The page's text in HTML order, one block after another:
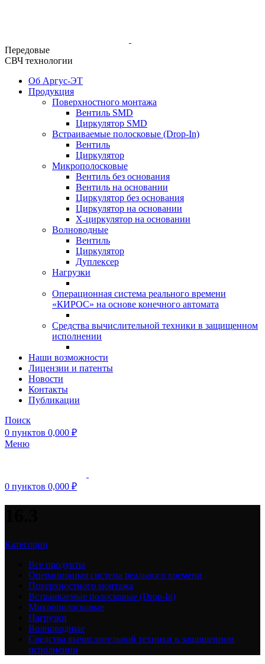
Передовые
СВЧ технологии
Об Аргус-ЭТ
Продукция
Поверхностного монтажа
Вентиль SMD
Циркулятор SMD
Встраиваемые полосковые (Drop-In)
Вентиль
Циркулятор
Микрополосковые
Вентиль без основания
Вентиль на основании
Циркулятор без основания
Циркулятор на основании
Х-циркулятор на основании
Волноводные
Вентиль
Циркулятор
Дуплексер
Нагрузки
Операционная система реального времени
«КИРОС» на основе конечного автомата
Средства вычислительной техники в защищенном
исполнении
Наши возможности
Лицензии и патенты
Новости
Контакты
Публикации
Поиск
0 пунктов 0,000 ₽
Меню
0 пунктов 0,000 ₽
Категории
Все продукты
Операционная система реального времени
Поверхностного монтажа
Встраиваемые полосковые (Drop-In)
Микрополосковые
Нагрузки
Волноводные
Средства вычислительной техники в защищенном
исполнении